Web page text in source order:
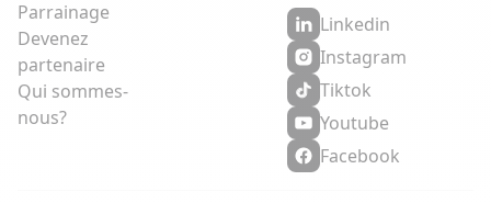
Parrainage
Devenez
partenaire
Qui sommes-
nous?
Linkedin
Instagram
Tiktok
Youtube
Facebook